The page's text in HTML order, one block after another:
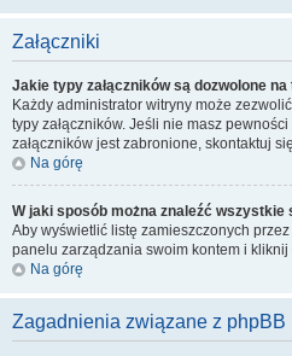
Załączniki
Jakie typy załączników są dozwolone
Każdy administrator witryny może
typy załączników. Jeśli nie masz
załączników jest zabronione, skontaktuj
Na górę
W jaki sposób można znaleźć wszystkie
Aby wyświetlić listę zamieszczonych
panelu zarządzania swoim kontem i
Na górę
Zagadnienia związane z phpBB